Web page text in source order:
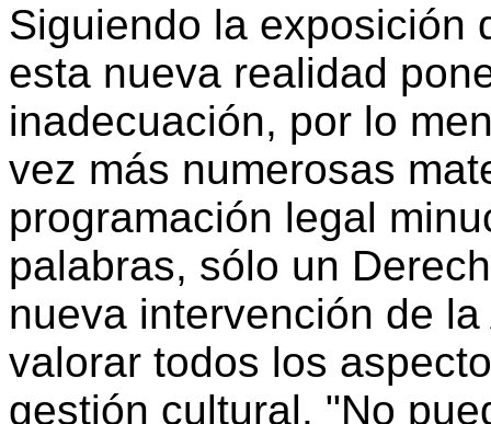
Siguiendo la exposición
esta nueva realidad
inadecuación, por lo
vez más numerosas
programación legal
palabras, sólo un
nueva intervención de
valorar todos los
gestión cultural. "No